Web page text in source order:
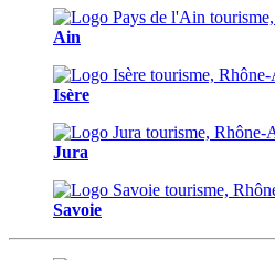
Ain
Isère
Jura
Savoie